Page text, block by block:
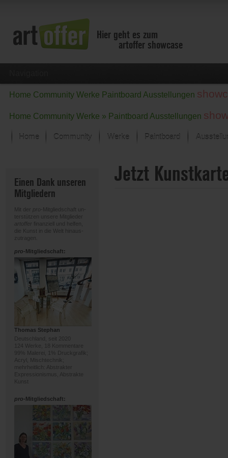
Hier geht es zum
artoffer showcase
Home Community Werke Paintboard Ausstellungen
Home Community Werke » Paintboard Ausstellungen
Home Community Werke
Der letzte Monat im Fokus
Alle Fokus-Werke
Paintboard
Einen Dank unseren
Mitgliedern
Mit der pro
-Mitgliedschaft un-
terstützen unsere Mitglieder
artoffer finanziell und helfen,
die Kunst in die Welt hinaus-
zutragen.
pro-Mitgliedschaft:
Thomas Stephan
Deutschland, seit 2020
124 Werke, 18 Kommentare
99% Malerei, 1% Druckgrafik;
Acryl, Mischtechnik;
mehrheitlich: Abstrakter
Expressionismus, Abstrakte
Kunst
pro-Mitgliedschaft:
Jetzt